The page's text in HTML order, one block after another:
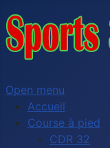
Open menu
Accueil
Course à pied
CDR 32